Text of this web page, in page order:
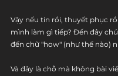
Vậy nếu tin rồi, thuyết phục
mình làm gì tiếp? Đến đây
đến chữ "how" (như thế nào)
Và đây là chỗ mà không bài